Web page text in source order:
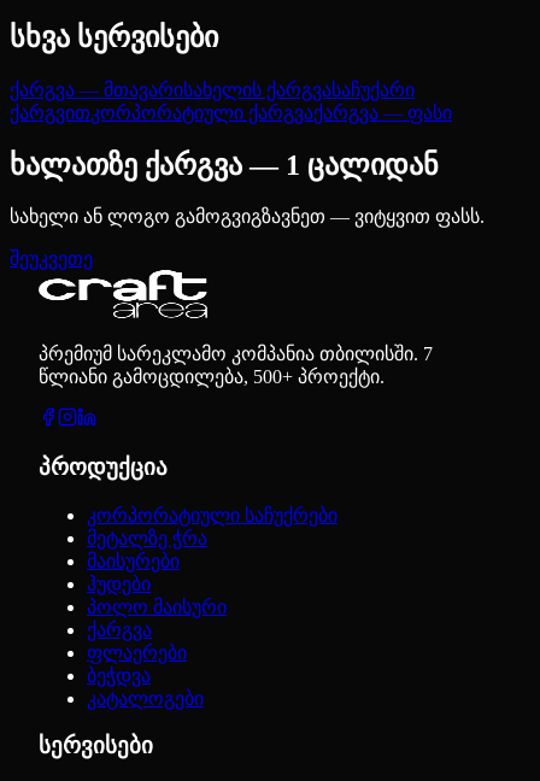
სხვა სერვისები
ქარგვა — მთავარისახელის ქარგვასაჩუქარი
ქარგვითკორპორატიული ქარგვაქარგვა — ფასი
ხალათზე ქარგვა — 1 ცალიდან
სახელი ან ლოგო გამოგვიგზავნეთ — ვიტყვით ფასს.
შეუკვეთე
პრემიუმ სარეკლამო კომპანია თბილისში. 7
წლიანი გამოცდილება, 500+ პროექტი.
პროდუქცია
კორპორატიული საჩუქრები
მეტალზე ჭრა
მაისურები
ჰუდები
პოლო მაისური
ქარგვა
ფლაერები
ბეჭდვა
კატალოგები
სერვისები